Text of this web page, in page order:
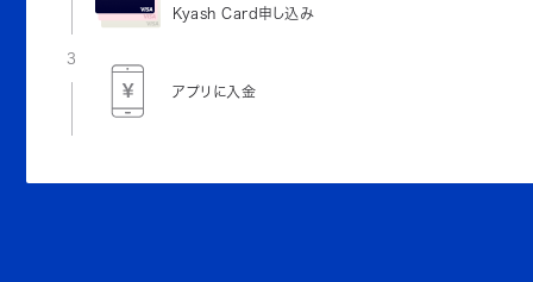
Kyash Card申し込み
3
アプリに入金